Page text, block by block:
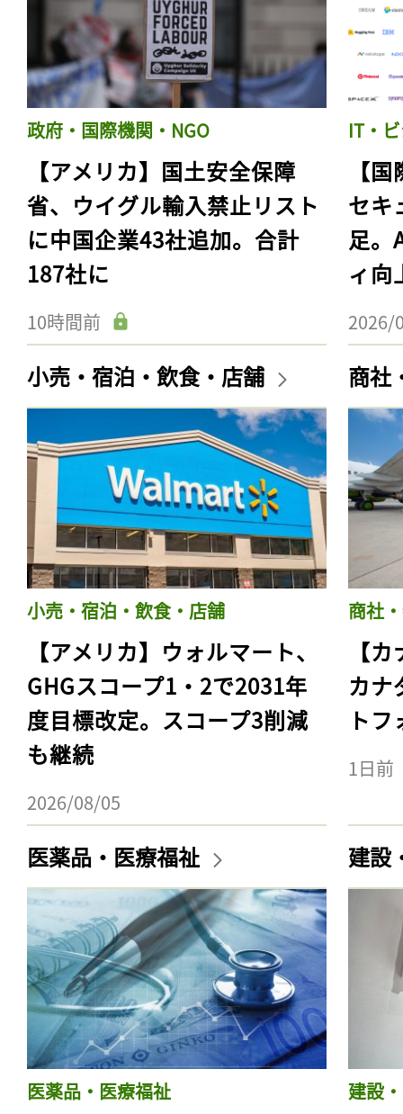
政府・国際機関・NGO
【アメリカ】国土安全保障
省、ウイグル輸入禁止リスト
に中国企業43社追加。合計
187社に
10時間前
IT・
【
セキ
足。
ィ向
2026/
小売・宿泊・飲食・店舗
小売・宿泊・飲食・店舗
【アメリカ】ウォルマート、
GHGスコープ1・2で2031年
度目標改定。スコープ3削減
も継続
2026/08/05
商社
商社
【
カナ
ト
1日前
医薬品・医療福祉
医薬品・医療福祉
建設
建設